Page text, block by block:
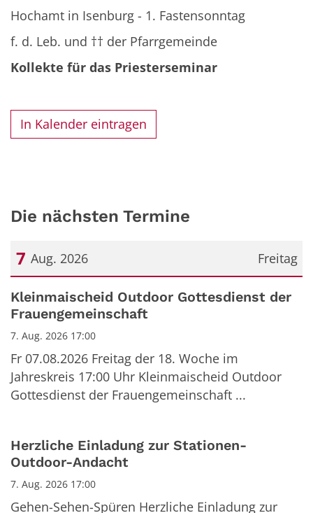
Hochamt in Isenburg - 1. Fastensonntag
f. d. Leb. und †† der Pfarrgemeinde
Kollekte für das Priesterseminar
In Kalender eintragen
Die nächsten Termine
Freitag
7 Aug. 2026
Datum: 7. August 2026
Kleinmaischeid Outdoor Gottesdienst der
Frauengemeinschaft
7. Aug. 2026 17:00
Fr 07.08.2026 Freitag der 18. Woche im
Jahreskreis 17:00 Uhr Kleinmaischeid Outdoor
Gottesdienst der Frauengemeinschaft ...
Herzliche Einladung zur Stationen-
Outdoor-Andacht
7. Aug. 2026 17:00
Gehen-Sehen-Spüren Herzliche Einladung zur